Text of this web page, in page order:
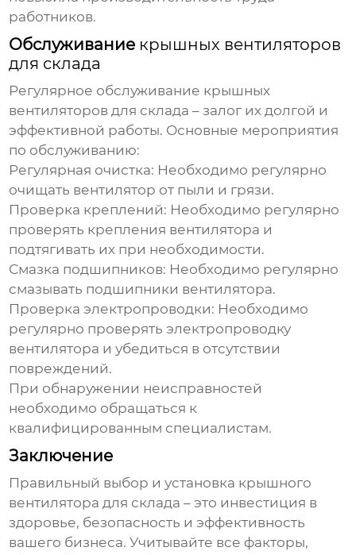
работников.
Обслуживание крышных вентиляторов
для склада
Регулярное обслуживание крышных
вентиляторов для склада – залог их долгой и
эффективной работы. Основные мероприятия
по обслуживанию:
Регулярная очистка: Необходимо регулярно
очищать вентилятор от пыли и грязи.
Проверка креплений: Необходимо регулярно
проверять крепления вентилятора и
подтягивать их при необходимости.
Смазка подшипников: Необходимо регулярно
смазывать подшипники вентилятора.
Проверка электропроводки: Необходимо
регулярно проверять электропроводку
вентилятора и убедиться в отсутствии
повреждений.
При обнаружении неисправностей
необходимо обращаться к
квалифицированным специалистам.
Заключение
Правильный выбор и установка крышного
вентилятора для склада – это инвестиция в
здоровье, безопасность и эффективность
вашего бизнеса. Учитывайте все факторы,